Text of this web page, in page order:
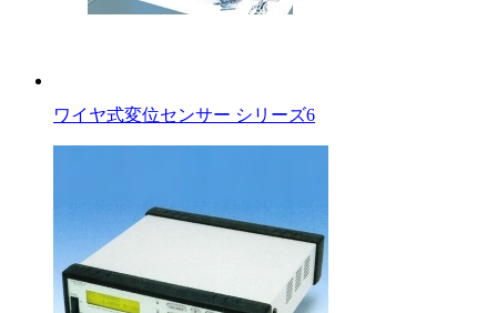
ワイヤ式変位センサー シリーズ6